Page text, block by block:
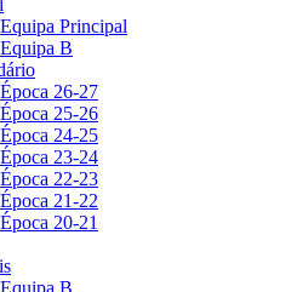
Equipa Principal
Equipa B
Época 26-27
Época 25-26
Época 24-25
Época 23-24
Época 22-23
Época 21-22
Época 20-21
Equipa B